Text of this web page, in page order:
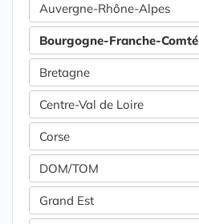
Auvergne-Rhône-Alpes
Bourgogne-Franche-Comté
Bretagne
Centre-Val de Loire
Corse
DOM/TOM
Grand Est